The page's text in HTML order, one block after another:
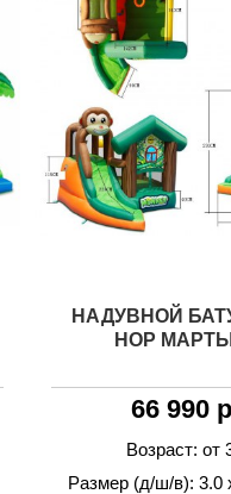
НАДУВНОЙ
HOP
66 990
Возраст: от
Размер (д/ш/в): 3.0